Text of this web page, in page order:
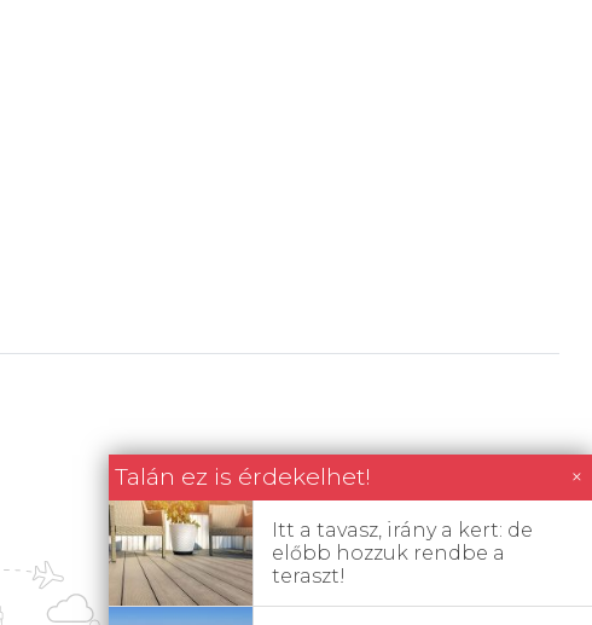
Talán ez is érdekelhet! ×
Itt a tavasz, irány a kert: de
előbb hozzuk rendbe a
teraszt!